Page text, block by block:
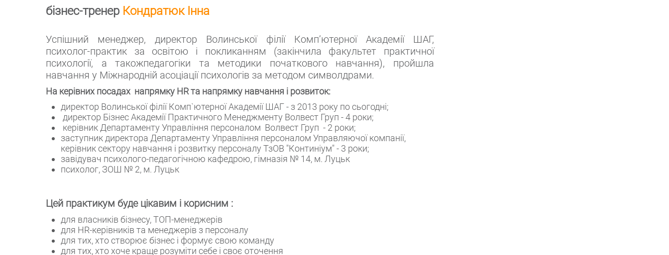
бізнес-тренер Кондратюк Інна
Успішний менеджер, директор Волинської філії Комп’ютерної Академії ШАГ,
психолог-практик за освітою і покликанням (закінчила факультет практичної
психології, а такожпедагогіки та методики початкового навчання), пройшла
навчання у Міжнародній асоціації психологів за методом символдрами.
На керівних посадах напрямку HR та напрямку навчання і розвиток:
директор Волинської філії Комп`ютерної Академії ШАГ - з 2013 року по сьогодні;
директор Бізнес Академії Практичного Менеджменту Волвест Груп - 4 роки;
керівник Департаменту Управління персоналом Волвест Груп - 2 роки;
заступник директора Департаменту Управління персоналом Управляючої компанії,
керівник сектору навчання і розвитку персоналу ТзОВ "Континіум" - 3 роки;
завідувач психолого-педагогічною кафедрою, гімназія № 14, м. Луцьк
психолог, ЗОШ № 2, м. Луцьк
Цей практикум буде цікавим і корисним :
для власників бізнесу, ТОП-менеджерів
для HR-керівників та менеджерів з персоналу
для тих, хто створює бізнес і формує свою команду
для тих, хто хоче краще розуміти себе і своє оточення